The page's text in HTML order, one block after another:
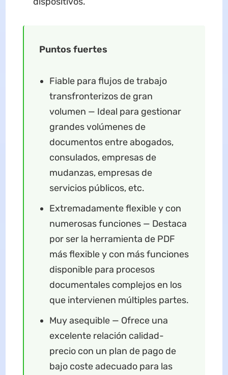
Puntos fuertes
Fiable para flujos de trabajo
transfronterizos de gran
volumen​ — Ideal para gestionar
grandes volúmenes de
documentos entre abogados,
consulados, empresas de
mudanzas, empresas de
servicios públicos, etc.
Extremadamente flexible y con
numerosas funciones​ — Destaca
por ser la herramienta de PDF
más flexible y con más funciones
disponible para procesos
documentales complejos en los
que intervienen múltiples partes.
Muy asequible — Ofrece una
excelente relación calidad-
precio con un plan de pago de
bajo coste adecuado para las